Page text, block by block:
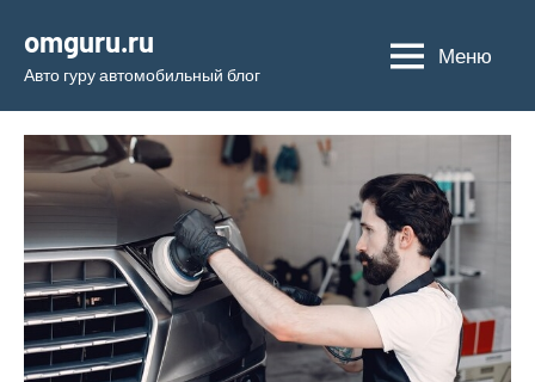
содержимому
omguru.ru
Авто гуру автомобильный блог
Меню